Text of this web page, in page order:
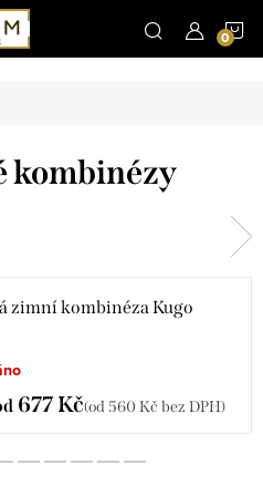
kombinézy
zimní kombinéza Kugo
677 Kč(od 560 Kč bez DPH)